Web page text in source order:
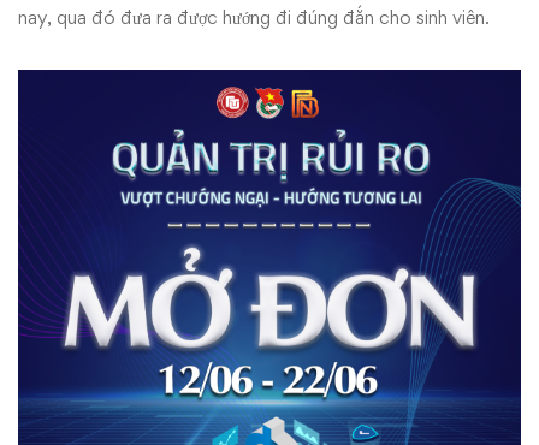
nay, qua đó đưa ra được hướng đi đúng đắn cho sinh viên.